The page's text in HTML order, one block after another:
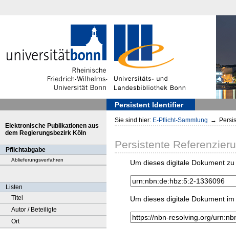
Persistent Identifier
Elektronische Publikationen aus
dem Regierungsbezirk Köln
Pflichtabgabe
Ablieferungsverfahren
Listen
Titel
Autor / Beteiligte
Ort
Sie sind hier: E-Pflicht-Sammlung →
Persistente
Um dieses digitale Dokument
Um dieses digitale Dokument